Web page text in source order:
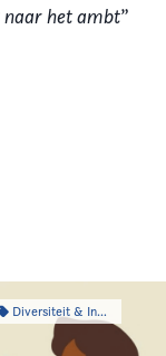
naar het ambt”
Diversiteit & Inclusiviteit